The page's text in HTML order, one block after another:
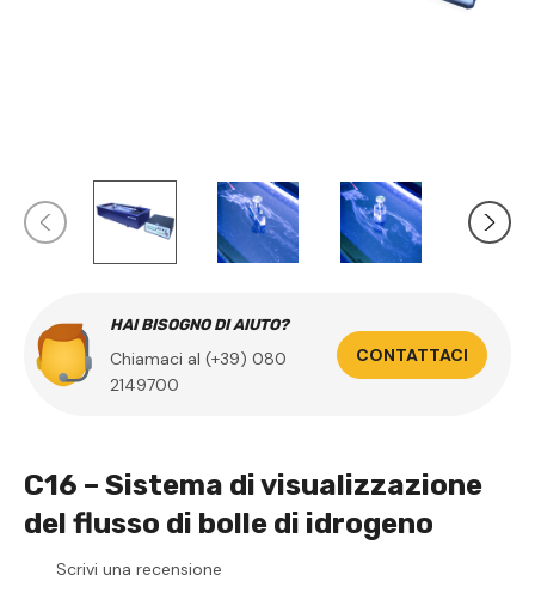
HAI BISOGNO DI AIUTO?
Chiamaci al (+39) 080
2149700
CONTATTACI
C16 – Sistema di visualizzazione
del flusso di bolle di idrogeno
Scrivi una recensione